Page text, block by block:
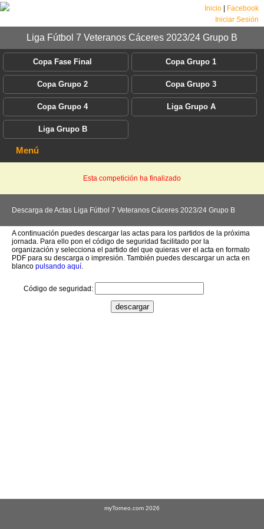
Inicio
Facebook
Iniciar Sesión
Liga Fútbol 7 Veteranos Cáceres 2023/24 Grupo B
Copa Fase Final Copa Grupo 1
Copa Grupo 2 Copa Grupo 3
Copa Grupo 4 Liga Grupo A
Liga Grupo B
Menú
Esta competición ha finalizado
Descarga de Actas Liga Fútbol 7 Veteranos Cáceres 2023/24 Grupo B
A continuación puedes descargar las actas para los partidos de la próxima
jornada. Para ello pon el código de seguridad facilitado por la
organización y selecciona el partido del que quieras ver el acta en formato
PDF para su descarga o impresión. También puedes descargar un acta en
blanco pulsando aquí.
Código de seguridad:
myTorneo.com 2026